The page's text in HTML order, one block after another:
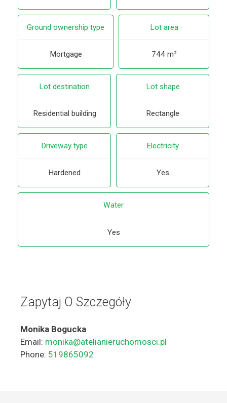
Ground ownership type
Mortgage
Lot area
744 m²
Lot destination
Residential building
Lot shape
Rectangle
Driveway type
Hardened
Electricity
Yes
Water
Yes
Zapytaj O Szczegóły
Monika Bogucka
Email: monika@atelianieruchomosci.pl
Phone: 519865092